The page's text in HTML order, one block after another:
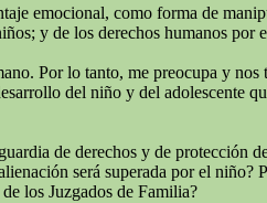
emocional, como forma de
y de los derechos humanos por
Por lo tanto, me preocupa y
del niño y del adolescente
de derechos y de
será superada por el
los Juzgados de Familia?